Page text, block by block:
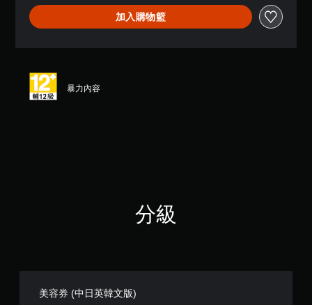
1
顆
星
5
顆
加入購物籃
暴力內容
分級
美容券 (中日英韓文版)